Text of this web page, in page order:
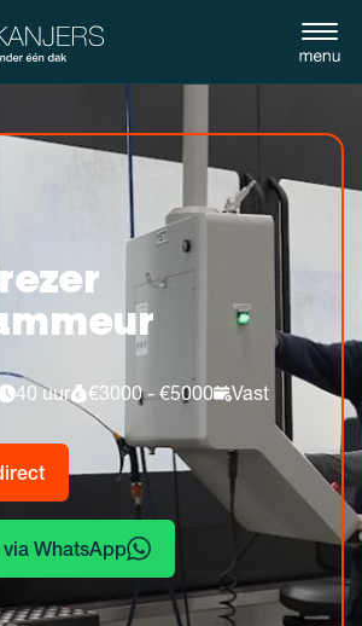
40 uur €3000 - €5000 Vast
WhatsApp